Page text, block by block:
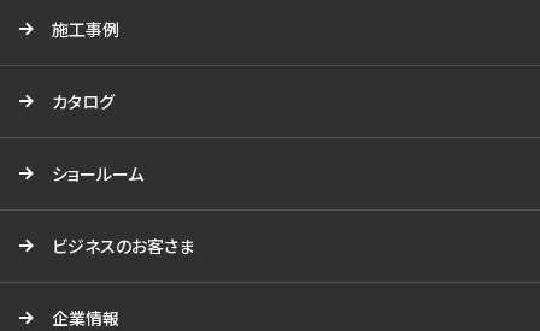
施工事例
カタログ
ショールーム
ビジネスのお客さま
企業情報